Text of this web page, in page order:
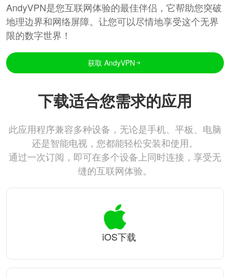
AndyVPN是您互联网体验的最佳伴侣，它帮助您突破
地理边界和网络屏障。让您可以尽情地享受这个无界
限的数字世界！
获取 AndyVPN
下载适合您需求的应用
此应用程序兼容多种设备，无论是手机、平板、电脑
还是智能电视，您都能轻松安装和使用。
通过一次订阅，即可在多个设备上同时连接，享受无
缝的互联网体验。
iOS下载